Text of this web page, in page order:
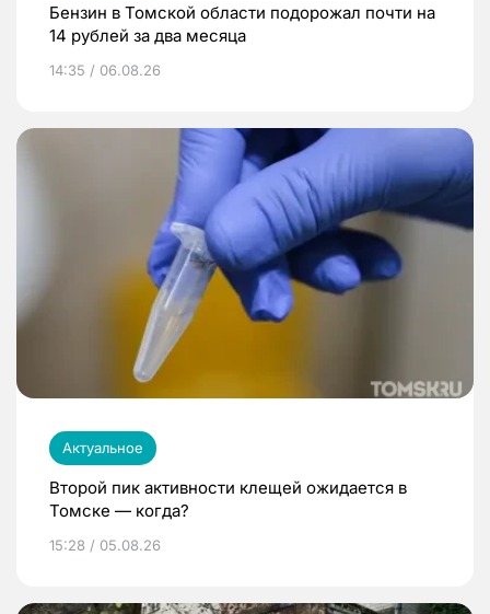
Бензин в Томской области подорожал почти на
14 рублей за два месяца
14:35 / 06.08.26
Актуальное
Второй пик активности клещей ожидается в
Томске — когда?
15:28 / 05.08.26